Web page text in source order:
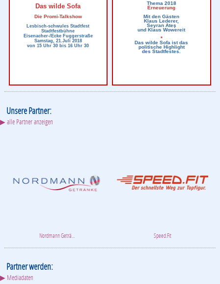
Das wilde Sofa
Die Promi-Talkshow
Lesbisch-schwules Stadtfest
Stadtfestbühne
Eisenacher-/Ecke Fuggerstraße
Samstag, 21.Juli 2018
von 15 Uhr 30 bis 16 Uhr 30
Thema 2018
Erneuerung
Mit den Gästen
Klaus Lederer,
Seyran Ateş
und Klaus Wowereit
*
Das wilde Sofa ist das
politische Highlight
des Stadtfestes.
Unsere Partner:
▶ alle Partner anzeigen
Nordmann Geträ... Speed.Fit
Partner werden:
▶ Mediadaten